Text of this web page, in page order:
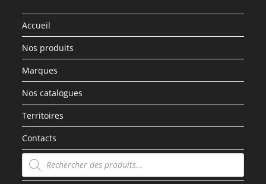
Accueil
Nos produits
Marques
Nos catalogues
Territoires
Contacts
Recherche
de
produits